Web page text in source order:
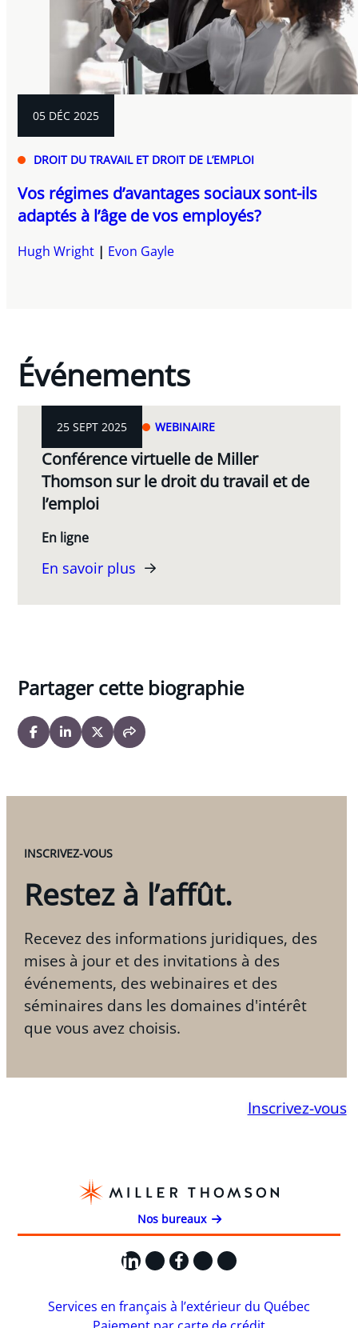
05 DÉC 2025
DROIT DU TRAVAIL ET DROIT DE L’EMPLOI
Vos régimes d’avantages sociaux sont-ils
adaptés à l’âge de vos employés?
Hugh Wright Evon Gayle
Événements
25 SEPT 2025 WEBINAIRE
Conférence virtuelle de Miller
Thomson sur le droit du travail et de
l’emploi
En ligne
En savoir plus
Partager cette biographie
INSCRIVEZ-VOUS
Restez à l’affût.
Recevez des informations juridiques, des
mises à jour et des invitations à des
événements, des webinaires et des
séminaires dans les domaines d'intérêt
que vous avez choisis.
Inscrivez-vous
Nos bureaux
LinkedIn
X Facebook
Instagram
YouTube
Services en français à l’extérieur du Québec